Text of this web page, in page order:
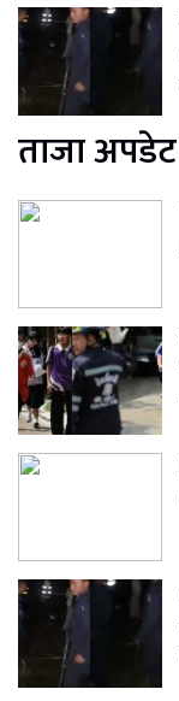
ताजा अपडेट